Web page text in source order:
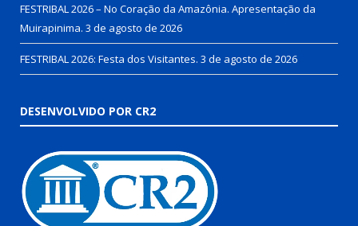
FESTRIBAL 2026 – No Coração da Amazônia. Apresentação da
Muirapinima. 3 de agosto de 2026
FESTRIBAL 2026: Festa dos Visitantes. 3 de agosto de 2026
DESENVOLVIDO POR CR2